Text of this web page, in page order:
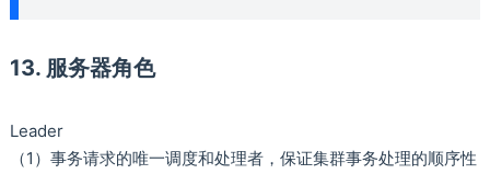
13. 服务器角色
Leader
（1）事务请求的唯一调度和处理者，保证集群事务处理的顺序性